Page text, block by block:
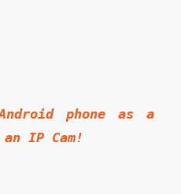
Android phone as a
IP Cam!